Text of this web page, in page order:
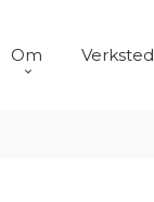
Om Verksted